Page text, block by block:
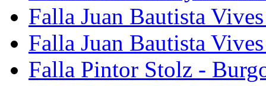
Falla Juan Bautista
Falla Juan Bautista
Falla Pintor Stolz -